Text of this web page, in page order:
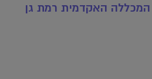
המכללה האקדמית רמת גן